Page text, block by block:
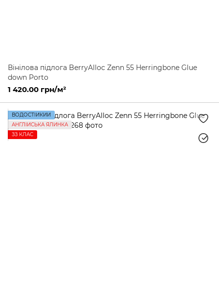
Вінілова підлога BerryAlloc Zenn 55 Herringbone Glue
down Porto
1 420.00 грн/м²
ВОДОСТІЙКИЙ
АНГЛІЙСЬКА ЯЛИНКА
ЗЗ КЛАС